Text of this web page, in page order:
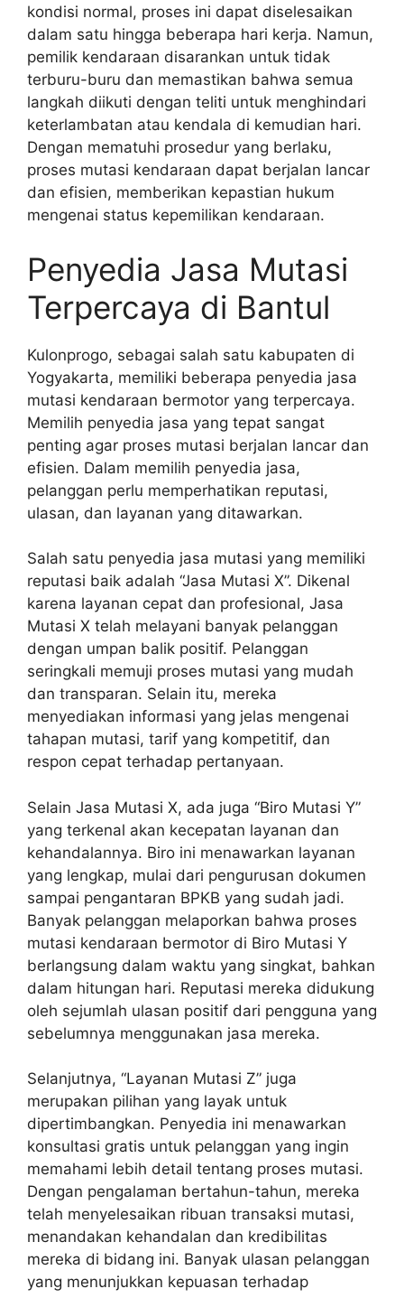
kondisi normal, proses ini dapat diselesaikan
dalam satu hingga beberapa hari kerja. Namun,
pemilik kendaraan disarankan untuk tidak
terburu-buru dan memastikan bahwa semua
langkah diikuti dengan teliti untuk menghindari
keterlambatan atau kendala di kemudian hari.
Dengan mematuhi prosedur yang berlaku,
proses mutasi kendaraan dapat berjalan lancar
dan efisien, memberikan kepastian hukum
mengenai status kepemilikan kendaraan.
Penyedia Jasa Mutasi
Terpercaya di Bantul
Kulonprogo, sebagai salah satu kabupaten di
Yogyakarta, memiliki beberapa penyedia jasa
mutasi kendaraan bermotor yang terpercaya.
Memilih penyedia jasa yang tepat sangat
penting agar proses mutasi berjalan lancar dan
efisien. Dalam memilih penyedia jasa,
pelanggan perlu memperhatikan reputasi,
ulasan, dan layanan yang ditawarkan.
Salah satu penyedia jasa mutasi yang memiliki
reputasi baik adalah “Jasa Mutasi X”. Dikenal
karena layanan cepat dan profesional, Jasa
Mutasi X telah melayani banyak pelanggan
dengan umpan balik positif. Pelanggan
seringkali memuji proses mutasi yang mudah
dan transparan. Selain itu, mereka
menyediakan informasi yang jelas mengenai
tahapan mutasi, tarif yang kompetitif, dan
respon cepat terhadap pertanyaan.
Selain Jasa Mutasi X, ada juga “Biro Mutasi Y”
yang terkenal akan kecepatan layanan dan
kehandalannya. Biro ini menawarkan layanan
yang lengkap, mulai dari pengurusan dokumen
sampai pengantaran BPKB yang sudah jadi.
Banyak pelanggan melaporkan bahwa proses
mutasi kendaraan bermotor di Biro Mutasi Y
berlangsung dalam waktu yang singkat, bahkan
dalam hitungan hari. Reputasi mereka didukung
oleh sejumlah ulasan positif dari pengguna yang
sebelumnya menggunakan jasa mereka.
Selanjutnya, “Layanan Mutasi Z” juga
merupakan pilihan yang layak untuk
dipertimbangkan. Penyedia ini menawarkan
konsultasi gratis untuk pelanggan yang ingin
memahami lebih detail tentang proses mutasi.
Dengan pengalaman bertahun-tahun, mereka
telah menyelesaikan ribuan transaksi mutasi,
menandakan kehandalan dan kredibilitas
mereka di bidang ini. Banyak ulasan pelanggan
yang menunjukkan kepuasan terhadap